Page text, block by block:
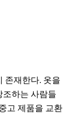
존재한다. 옷을
조하는 사람들
고 제품을 교환